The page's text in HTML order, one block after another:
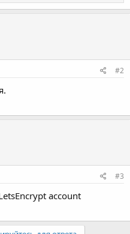
#2
#3
account